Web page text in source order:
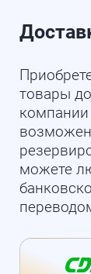
товары
можете